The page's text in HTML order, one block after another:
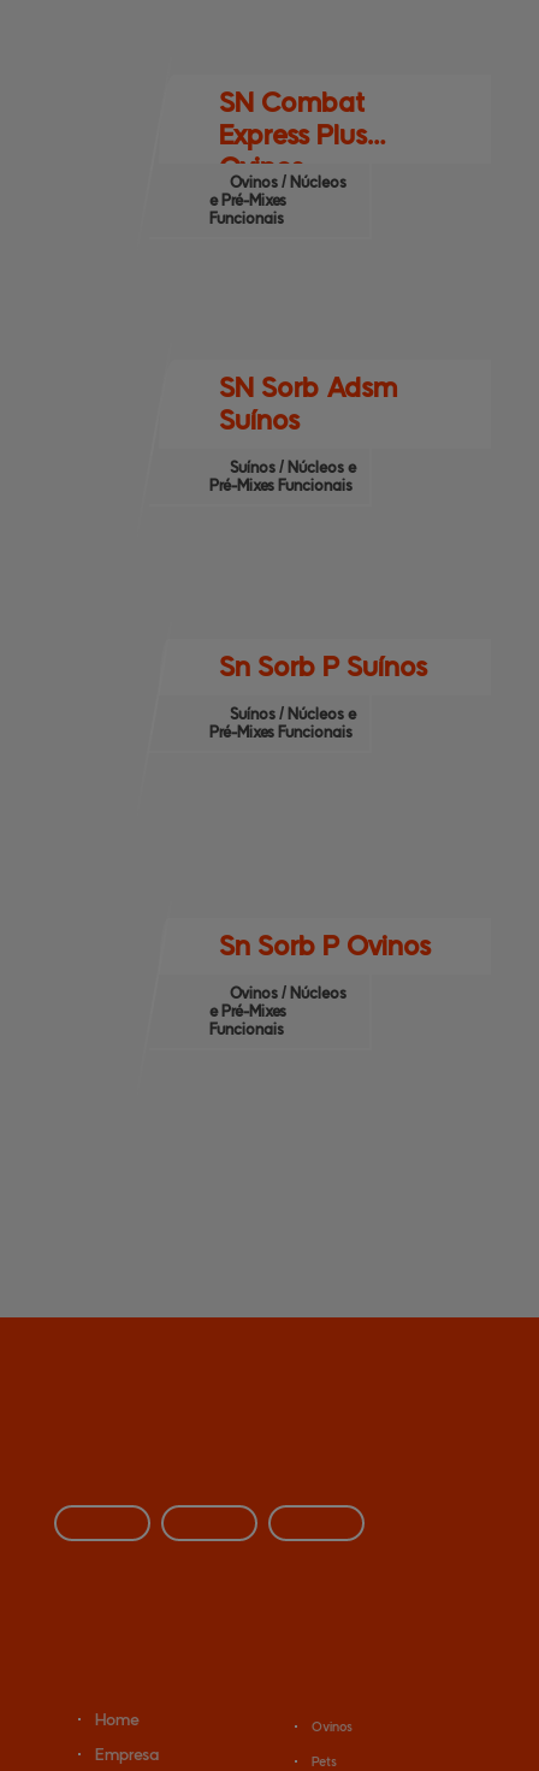
SN Combat
Express Plus
Ovinos
Ovinos / Núcleos
e Pré-Mixes
Funcionais
SN Sorb Adsm
Suínos
Suínos / Núcleos e
Pré-Mixes Funcionais
Sn Sorb P Suínos
Suínos / Núcleos e
Pré-Mixes Funcionais
Sn Sorb P Ovinos
Ovinos / Núcleos
e Pré-Mixes
Funcionais
Home
Empresa
Ovinos
Pets